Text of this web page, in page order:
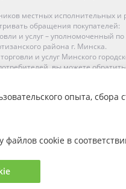
местных исполнительных
обращения покупателей:
и услуг – уполномоченный
района г. Минска.
и услуг Минского
вы можете
на основании голосования10
Гомеле, Гродно, Могилеве,
опыта, сбора
cookie в